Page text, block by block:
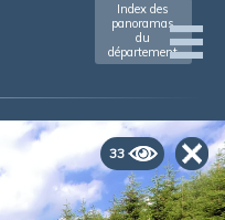
Index des
panoramas
du
département
33